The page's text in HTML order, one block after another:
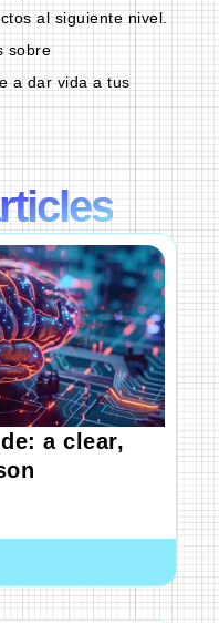
al siguiente nivel.
sobre
a dar vida a tus
a clear,